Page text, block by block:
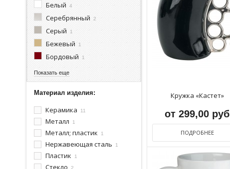
Кружка «Кастет»
от 299,00 руб
ПОДРОБНЕЕ
Белый 4
Серебрянный 2
Серый 1
Бежевый 1
Бордовый 1
Показать еще
Материал изделия:
Керамика 11
Металл 1
Металл; пластик 1
Нержавеющая сталь 1
Пластик 1
Стекло 2